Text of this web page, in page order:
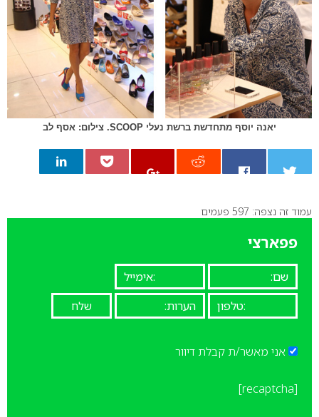
יאנה יוסף מתחדשת ברשת נעלי SCOOP. צילום: אסף לב
0
עמוד זה נצפה: 597 פעמים
פפארצי
אני מאשר/ת קבלת דיוור
[recaptcha]